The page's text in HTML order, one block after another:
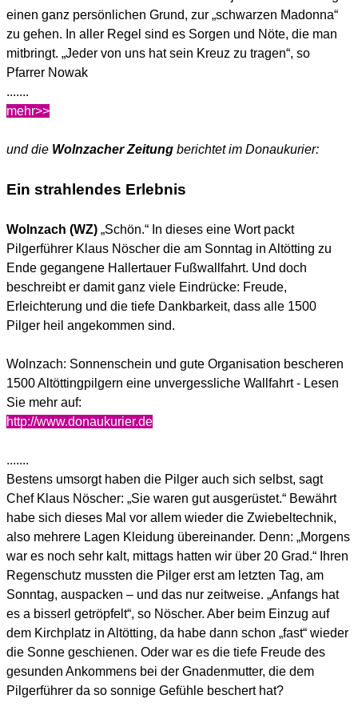
einen ganz persönlichen Grund, zur „schwarzen Madonna“
zu gehen. In aller Regel sind es Sorgen und Nöte, die man
mitbringt. „Jeder von uns hat sein Kreuz zu tragen“, so
Pfarrer Nowak
.......
mehr>>
und die Wolnzacher Zeitung berichtet im Donaukurier:
Ein strahlendes Erlebnis
Wolnzach (WZ) „Schön.“ In dieses eine Wort packt
Pilgerführer Klaus Nöscher die am Sonntag in Altötting zu
Ende gegangene Hallertauer Fußwallfahrt. Und doch
beschreibt er damit ganz viele Eindrücke: Freude,
Erleichterung und die tiefe Dankbarkeit, dass alle 1500
Pilger heil angekommen sind.
Wolnzach: Sonnenschein und gute Organisation bescheren
1500 Altöttingpilgern eine unvergessliche Wallfahrt - Lesen
Sie mehr auf:
http://www.donaukurier.de
.......
Bestens umsorgt haben die Pilger auch sich selbst, sagt
Chef Klaus Nöscher: „Sie waren gut ausgerüstet.“ Bewährt
habe sich dieses Mal vor allem wieder die Zwiebeltechnik,
also mehrere Lagen Kleidung übereinander. Denn: „Morgens
war es noch sehr kalt, mittags hatten wir über 20 Grad.“ Ihren
Regenschutz mussten die Pilger erst am letzten Tag, am
Sonntag, auspacken – und das nur zeitweise. „Anfangs hat
es a bisserl getröpfelt“, so Nöscher. Aber beim Einzug auf
dem Kirchplatz in Altötting, da habe dann schon „fast“ wieder
die Sonne geschienen. Oder war es die tiefe Freude des
gesunden Ankommens bei der Gnadenmutter, die dem
Pilgerführer da so sonnige Gefühle beschert hat?